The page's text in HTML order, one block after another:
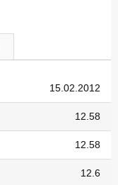
15.02.2012
12.58
12.58
12.6